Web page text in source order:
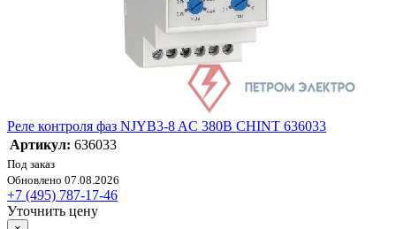
Реле контроля фаз NJYB3-8 AC 380В CHINT 636033
Артикул: 636033
Под заказ
Обновлено 07.08.2026
+7 (495) 787-17-46
Уточнить цену